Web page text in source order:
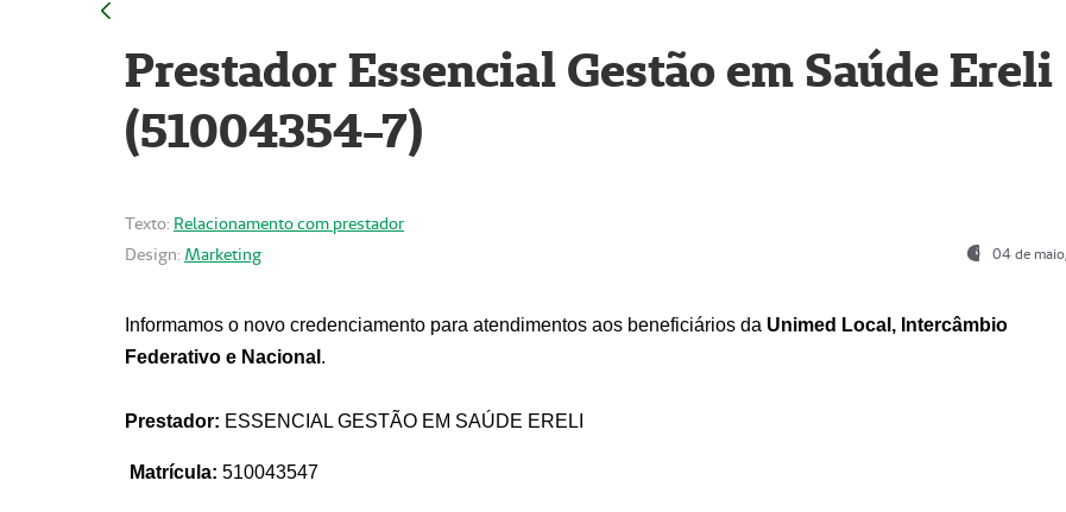
Prestador Essencial Gestão em Saúde Ereli
(51004354-7)
Texto: Relacionamento com prestador
Design: Marketing 04 de
Informamos o novo credenciamento para atendimentos aos beneficiários da Unimed Local, Intercâmbio
Federativo e Nacional .
Prestador: ESSENCIAL GESTÃO EM SAÚDE ERELI
Matrícula: 510043547